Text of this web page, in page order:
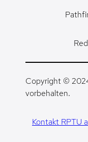
Copyright ©
vorbehalten.
Kontakt RPTU